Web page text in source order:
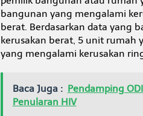
bangunan yang mengalami
berat. Berdasarkan data yang
kerusakan berat, 5 unit rumah
yang mengalami kerusakan
Baca Juga : Pendamping
Penularan HIV